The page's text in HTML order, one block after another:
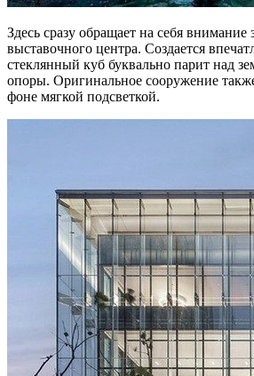
Здесь сразу обращает на себя внимание
выставочного центра. Создается
стеклянный куб буквально парит над
опоры. Оригинальное сооружение
фоне мягкой подсветкой.